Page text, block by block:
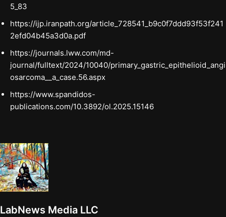
5_83
https://ijp.iranpath.org/article_728541_b9c0f7ddd93f53f241
2efd04b45a3d0a.pdf
https://journals.lww.com/md-
journal/fulltext/2024/10040/primary_gastric_epithelioid_angi
osarcoma__a_case.56.aspx
https://www.spandidos-
publications.com/10.3892/ol.2025.15146
LabNews Media LLC